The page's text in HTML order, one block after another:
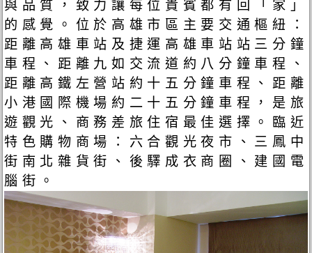
與品質，致力讓每位貴賓都有回「家」
的感覺。位於高雄市區主要交通樞紐：
距離高雄車站及捷運高雄車站站三分鐘
車程、距離九如交流道約八分鐘車程、
距離高鐵左營站約十五分鐘車程、距離
小港國際機場約二十五分鐘車程，是旅
遊觀光、商務差旅住宿最佳選擇。臨近
特色購物商場：六合觀光夜市、三鳳中
街南北雜貨街、後驛成衣商圈、建國電
腦街。